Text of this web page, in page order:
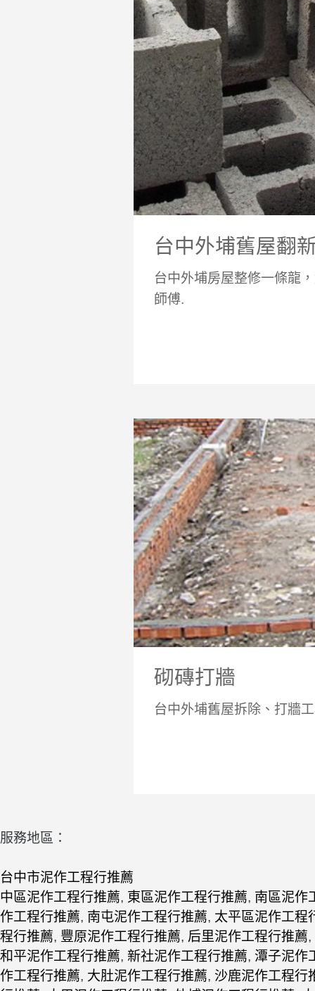
台中外埔舊屋翻
台中外埔房屋整修一條龍
師傅.
砌磚打牆
台中外埔舊屋拆除、打牆
服務地區：
台中市泥作工程行推薦
中區泥作工程行推薦, 東區泥作工程行推薦, 南區泥作
作工程行推薦, 南屯泥作工程行推薦, 太平區泥作工程
程行推薦, 豐原泥作工程行推薦, 后里泥作工程行推薦,
和平泥作工程行推薦, 新社泥作工程行推薦, 潭子泥作
作工程行推薦, 大肚泥作工程行推薦, 沙鹿泥作工程行